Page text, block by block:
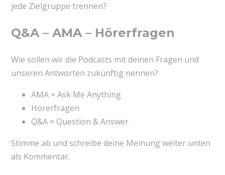
jede Zielgruppe trennen?
Q&A – AMA – Hörerfragen
Wie sollen wir die Podcasts mit deinen Fragen und
unseren Antworten zukünftig nennen?
AMA = Ask Me Anything
Hörerfragen
Q&A = Question & Answer
Stimme ab und schreibe deine Meinung weiter unten
als Kommentar.